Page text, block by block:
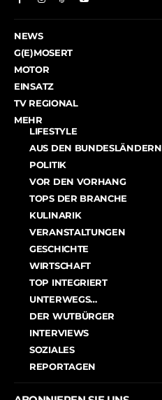
NEWS
G(E)MOSERT
MOTOR
EINSATZ
TV REGIONAL
MEHR
LIFESTYLE
AUS DEN BUNDESLÄNDERN
POLITIK
VOR DEN VORHANG
TOPS DER BRANCHE
KULINARIK
VERANSTALTUNGEN
GESCHICHTE
WIRTSCHAFT
TOP INTEGRIERT
UNTERWEGS…
DER WUTBÜRGER
INTERVIEWS
SOZIALES
REPORTAGEN